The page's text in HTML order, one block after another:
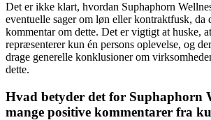
Det er ikke klart, hvordan Suphaphorn
eventuelle sager om løn eller kontraktfusk, da
kommentar om dette. Det er vigtigt at huske,
repræsenterer kun én persons oplevelse, og
drage generelle konklusioner om
dette.
Hvad betyder det for Suphaphorn
mange positive kommentarer fra